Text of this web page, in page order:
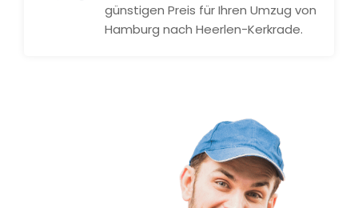
günstigen Preis für Ihren Umzug von
Hamburg nach Heerlen-Kerkrade.